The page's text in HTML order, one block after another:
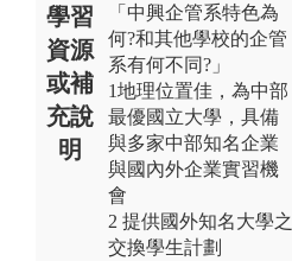
學習
資源
或補
充說
明
「中興企管系特色為
何?和其他學校的企管
系有何不同?」
1地理位置佳，為中部
最優國立大學，具備
與多家中部知名企業
與國內外企業實習機
會
2 提供國外知名大學之
交換學生計劃